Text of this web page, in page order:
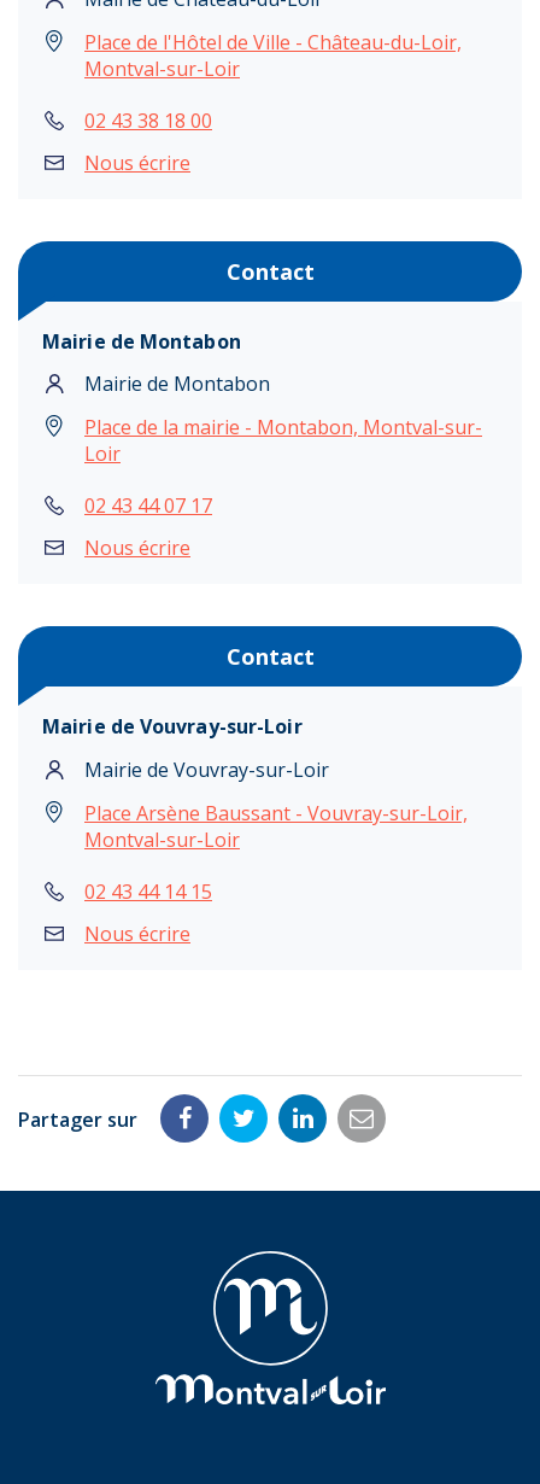
Place de l'Hôtel de Ville - Château-du-Loir,
Montval-sur-Loir
02 43 38 18 00
Nous écrire
Contact
Mairie de Montabon
Mairie de Montabon
Place de la mairie - Montabon, Montval-sur-
Loir
02 43 44 07 17
Nous écrire
Contact
Mairie de Vouvray-sur-Loir
Mairie de Vouvray-sur-Loir
Place Arsène Baussant - Vouvray-sur-Loir,
Montval-sur-Loir
02 43 44 14 15
Nous écrire
Partager sur
Partager
Facebook
Partager
Twitter
Partager
LinkedIn
Partager
email